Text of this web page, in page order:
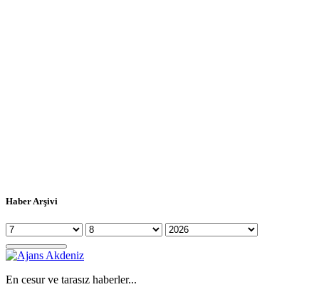
Haber Arşivi
En cesur ve tarasız haberler...